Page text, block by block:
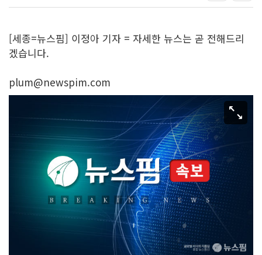
[세종=뉴스핌] 이정아 기자 = 자세한 뉴스는 곧 전해드리
겠습니다.
plum@newspim.com